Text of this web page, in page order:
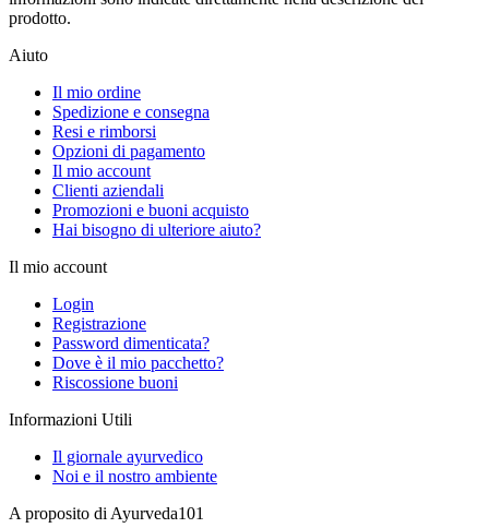
prodotto.
Aiuto
Il mio ordine
Spedizione e consegna
Resi e rimborsi
Opzioni di pagamento
Il mio account
Clienti aziendali
Promozioni e buoni acquisto
Hai bisogno di ulteriore aiuto?
Il mio account
Login
Registrazione
Password dimenticata?
Dove è il mio pacchetto?
Riscossione buoni
Informazioni Utili
Il giornale ayurvedico
Noi e il nostro ambiente
A proposito di Ayurveda101